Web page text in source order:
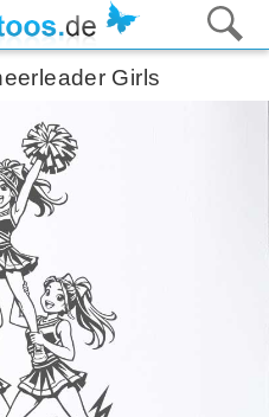
Girls